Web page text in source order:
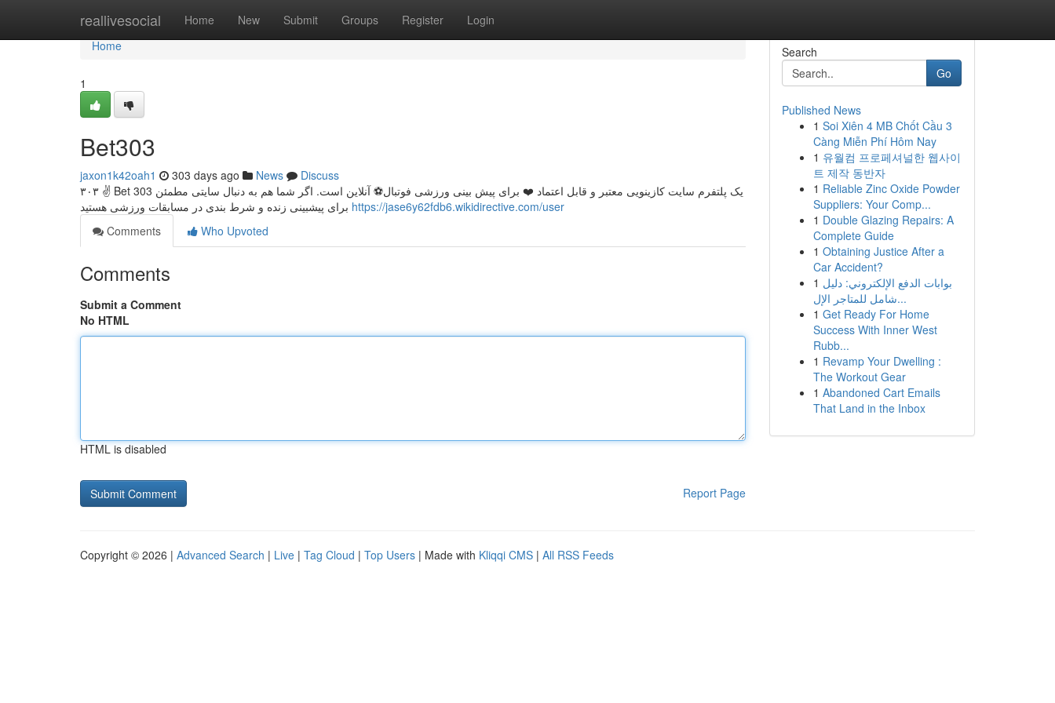
reallivesocial Home New Submit Groups Register Login
Home
Home
1
Bet303
jaxon1k42oah1 303 days ago News
Discuss
۳۰۳ ✌ Bet 303 یک پلتفرم سایت کازینویی معتبر و قابل اعتماد ❤️ برای پیش‌ بینی ورزشی فوتبال️⚽ آنلاین است. اگر شما هم به دنبال سایتی مطمئن
https://jase6y62fdb6.wikidirective.com/user
Comments
Who Upvoted
Comments
Submit a Comment
No HTML
HTML is disabled
Report Page
Search
Go
Published News
1 Soi Xiên 4 MB Chốt Cầu 3
Càng Miễn Phí Hôm Nay
1 유월컴 프로페셔널한 웹사이
트 제작 동반자
1 Reliable Zinc Oxide Powder
Suppliers: Your Comp...
1 Double Glazing Repairs: A
Complete Guide
1 Obtaining Justice After a
Car Accident?
1 بوابات الدفع الإلكتروني: دليل
شامل للمتاجر الإل...
1 Get Ready For Home
Success With Inner West
Rubb...
1 Revamp Your Dwelling :
The Workout Gear
1 Abandoned Cart Emails
That Land in the Inbox
Copyright © 2026 | Advanced Search | Live | Tag Cloud | Top Users | Made with Kliqqi CMS | All RSS Feeds